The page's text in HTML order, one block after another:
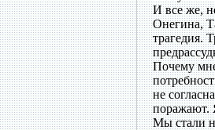
И все же,
Онегина,
трагедия.
Почему
не
поражают.
Мы стали